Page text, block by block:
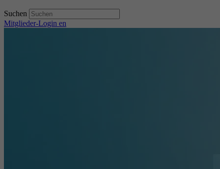
Suchen
Mitglieder-Login en